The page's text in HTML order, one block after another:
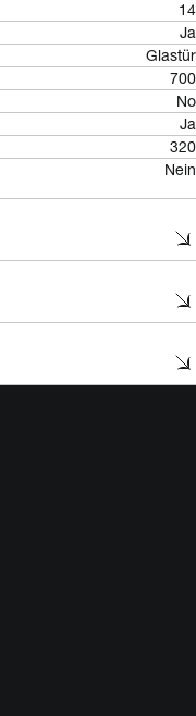
14
Ja
Glastür
700
No
Ja
320
Nein